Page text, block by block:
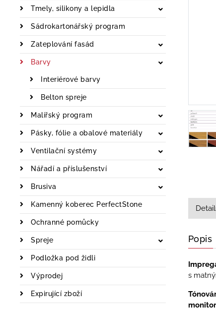
Tmely, silikony a lepidla
Sádrokartonářský program
Zateplování fasád
Barvy
Interiérové barvy
Belton spreje
Malířský program
Pásky, fólie a obalové materiály
Ventilační systémy
Nářadí a příslušenství
Brusiva
Kamenný koberec PerfectStone
Ochranné pomůcky
Spreje
Podložka pod židli
Výprodej
Expirující zboží
Popis
s